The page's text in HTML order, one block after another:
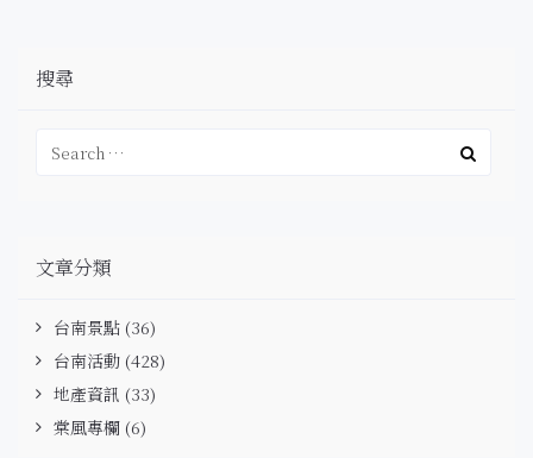
搜尋
文章分類
台南景點 (36)
台南活動 (428)
地產資訊 (33)
棠風專欄 (6)